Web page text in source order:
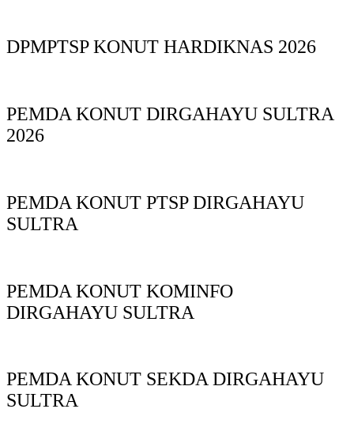
DPMPTSP KONUT HARDIKNAS 2026
PEMDA KONUT DIRGAHAYU SULTRA
2026
PEMDA KONUT PTSP DIRGAHAYU
SULTRA
PEMDA KONUT KOMINFO
DIRGAHAYU SULTRA
PEMDA KONUT SEKDA DIRGAHAYU
SULTRA